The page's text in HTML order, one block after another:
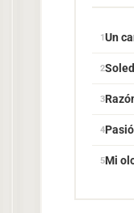
Un
Mi